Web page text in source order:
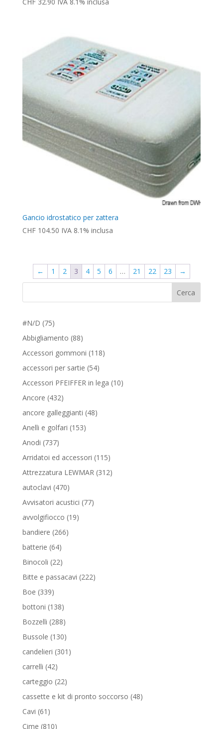
Gancio idrostatico per zattera
CHF104.50 IVA 8.1% inclusa
← 1 2 3 4 5 6 … 21 22 23 →
Cerca
#N/D 7575
prodotti
Abbigliamento 8888
prodotti
Accessori gommoni 118118
accessori per sartie 5454
prodotti
Accessori PFEIFFER in lega 1010
Ancore 432432
prodotti
ancore galleggianti 4848
Anelli e golfari 153153
Anodi 737737
prodotti
Arridatoi ed accessori 115115
prodotti
Attrezzatura LEWMAR 312312
autoclavi 470470
prodotti
Avvisatori acustici 7777
avvolgifiocco 1919
bandiere 266266
batterie 6464
prodotti
Binocoli 2222
prodotti
Bitte e passacavi 222222
Boe 339339
prodotti
bottoni 138138
prodotti
Bozzelli 288288
prodotti
Bussole 130130
prodotti
candelieri 301 301
carrelli 4242
prodotti
carteggio 2222
prodotti
cassette e kit di pronto soccorso 4848
Cavi 61 61
prodotti
Cime 810810